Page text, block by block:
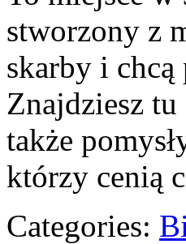
stworzony z
skarby i
Znajdziesz
także
którzy cenią
Categories: